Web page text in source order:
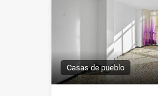
Casas de pueblo